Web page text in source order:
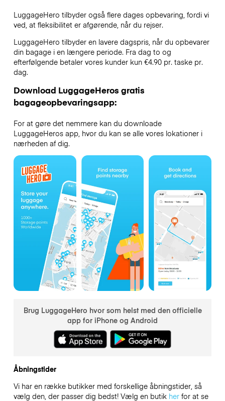
LuggageHero tilbyder også flere dages opbevaring, fordi vi
ved, at fleksibilitet er afgørende, når du rejser.
LuggageHero tilbyder en lavere dagspris, når du opbevarer
din bagage i en længere periode. Fra dag to og
efterfølgende betaler vores kunder kun €4.90 pr. taske pr.
dag.
Download LuggageHeros gratis
bagageopbevaringsapp:
For at gøre det nemmere kan du downloade
LuggageHeros app, hvor du kan se alle vores lokationer i
nærheden af dig.
Brug LuggageHero hvor som helst med den officielle
app for iPhone og Android
Åbningstider
Vi har en række butikker med forskellige åbningstider, så
vælg den, der passer dig bedst! Vælg en butik herfor at se